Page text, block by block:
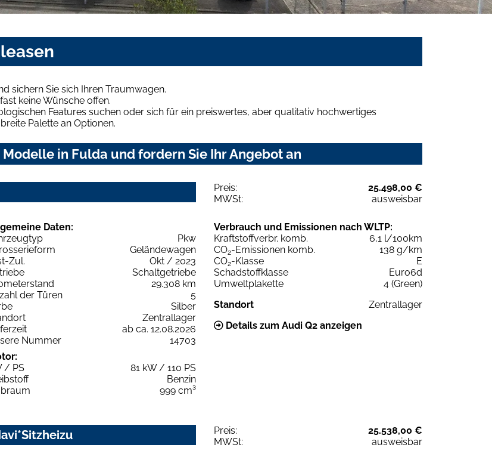
sichern Sie sich Ihren Traumwagen.
keine Wünsche offen.
Features suchen oder sich für ein preiswertes, aber qualitativ hochwertiges
Palette an Optionen.
in Fulda und fordern Sie Ihr Angebot an
Preis:
25.498,00 €
MWSt:
ausweisbar
Daten:
Pkw
Geländewagen
Zul.
Okt / 2023
Schaltgetriebe
29.308 km
der Türen
5
Silber
Zentrallager
ab ca. 12.08.2026
Nummer
14703
/ PS
81 kW / 110 PS
Benzin
999 cm³
Verbrauch und Emissionen nach WLTP:
Kraftstoffverbr. komb.
6,1 l/100km
CO2-Emissionen komb.
138 g/km
CO2-Klasse
E
Schadstoffklasse
Euro6d
Umweltplakette
4 (Green)
Standort
Zentrallager
Details zum Audi Q2 anzeigen
Preis:
25.538,00 €
MWSt:
ausweisbar